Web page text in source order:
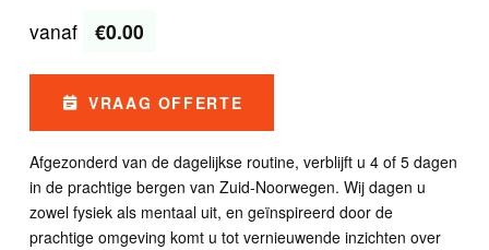
vanaf €0.00
VRAAG OFFERTE
Afgezonderd van de dagelijkse routine, verblijft u 4 of 5 dagen
in de prachtige bergen van Zuid-Noorwegen. Wij dagen u
zowel fysiek als mentaal uit, en geïnspireerd door de
prachtige omgeving komt u tot vernieuwende inzichten over